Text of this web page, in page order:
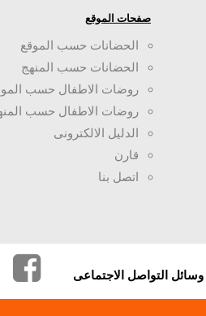
صفحات الموقع
الحضانات حسب الموقع
الحضانات حسب المنهج
روضات الاطفال حسب
روضات الاطفال حسب
الدليل الالكترونى
قارن
اتصل بنا
التواصل الاجتماعى